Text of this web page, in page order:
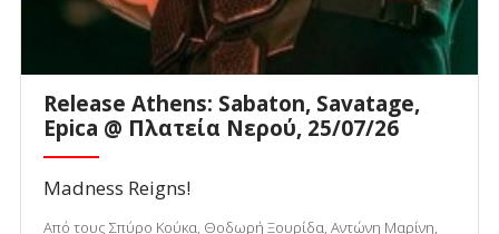
Release Athens: Sabaton, Savatage,
Epica @ Πλατεία Νερού, 25/07/26
Madness Reigns!
Από τους Σπύρο Κούκα, Θοδωρή Ξουρίδα, Αντώνη Μαρίνη,